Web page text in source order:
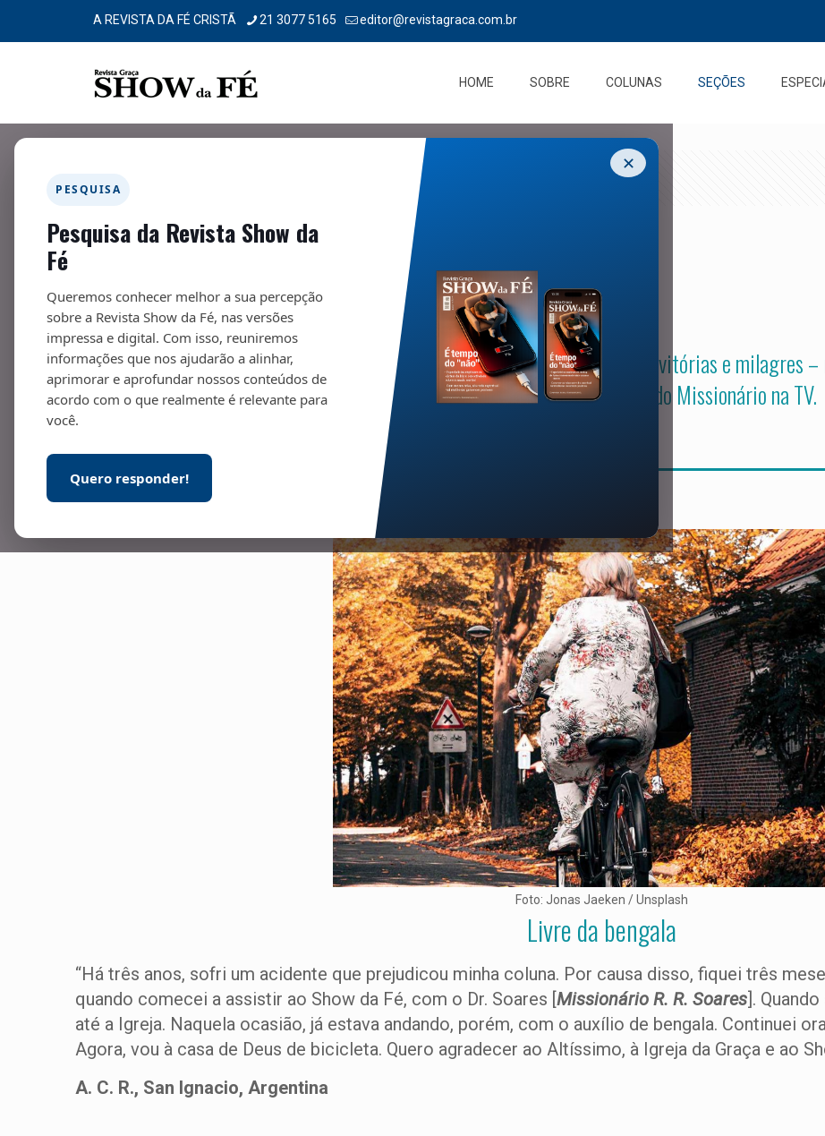
A REVISTA DA FÉ CRISTÃ 21 3077 5165 editor@revistagraca.com.br
HOME SOBRE COLUNAS SEÇÕES
✕
PESQUISA
Pesquisa da Revista Show da
Fé
Queremos conhecer melhor a sua percepção
sobre a Revista Show da Fé, nas versões
impressa e digital. Com isso, reuniremos
informações que nos ajudarão a alinhar,
aprimorar e aprofundar nossos conteúdos de
acordo com o que realmente é relevante para
você.
Quero responder!
Jornal das Boas-Novas – 261
Nesta seção, Graça/Show da Fé publica as boas notícias – bênçãos, curas, vitórias e milagres
aqueles que assistem ao programa do Missionário na TV.
Foto: Jonas Jaeken / Unsplash
Livre da bengala
“Há três anos, sofri um acidente que prejudicou minha coluna. Por causa disso, fiquei três
quando comecei a assistir ao Show da Fé, com o Dr. Soares [Missionário R. R. Soares].
até a Igreja. Naquela ocasião, já estava andando, porém, com o auxílio de bengala. Continuei
Agora, vou à casa de Deus de bicicleta. Quero agradecer ao Altíssimo, à Igreja da Graça e ao
A. C. R., San Ignacio, Argentina